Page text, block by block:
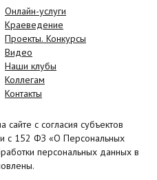
Онлайн-услуги
Краеведение
Проекты. Конкурсы
Видео
Наши клубы
Коллегам
Контакты
с согласия субъектов
с 152 ФЗ «О Персональных
персональных данных в